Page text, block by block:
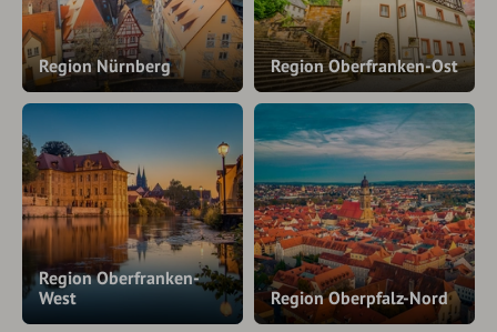
Region Nürnberg Region Oberfranken-Ost
Region Oberfranken-
West
Region Oberpfalz-Nord